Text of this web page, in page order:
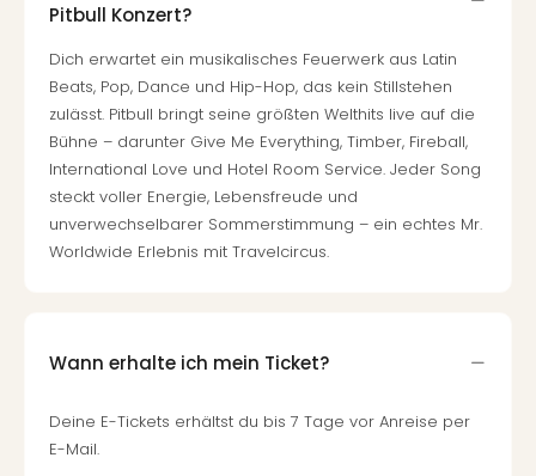
Pitbull Konzert?
Dich erwartet ein musikalisches Feuerwerk aus Latin
Beats, Pop, Dance und Hip-Hop, das kein Stillstehen
zulässt. Pitbull bringt seine größten Welthits live auf die
Bühne – darunter Give Me Everything, Timber, Fireball,
International Love und Hotel Room Service. Jeder Song
steckt voller Energie, Lebensfreude und
unverwechselbarer Sommerstimmung – ein echtes Mr.
Worldwide Erlebnis mit Travelcircus.
Wann erhalte ich mein Ticket?
Deine E-Tickets erhältst du bis 7 Tage vor Anreise per
E-Mail.